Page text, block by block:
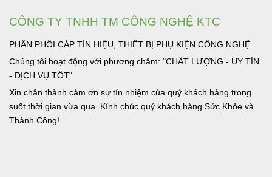
CÔNG TY TNHH TM CÔNG NGHỆ KTC
PHÂN PHỐI CÁP TÍN HIỆU, THIẾT BỊ PHỤ KIỆN CÔNG NGHỆ
Chúng tôi hoạt động với phương châm: "CHẤT LƯỢNG - UY TÍN
- DỊCH VỤ TỐT"
Xin chân thành cảm ơn sự tín nhiệm của quý khách hàng trong
suốt thời gian vừa qua. Kính chúc quý khách hàng Sức Khỏe và
Thành Công!